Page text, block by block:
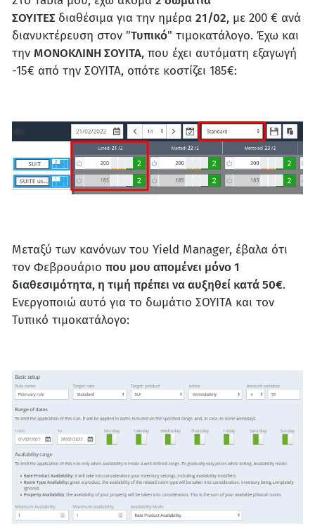
ΣΟΥΙΤΕΣ διαθέσιμα για την ημέρα 21/02, με 200 € ανά
διανυκτέρευση στον "Τυπικό" τιμοκατάλογο. Έχω και
την ΜΟΝΟΚΛΙΝΗ ΣΟΥΙΤΑ, που έχει αυτόματη εξαγωγή
-15€ από την ΣΟΥΙΤΑ, οπότε κοστίζει 185€:
Μεταξύ των κανόνων του Yield Manager, έβαλα ότι
τον Φεβρουάριο που μου απομένει μόνο 1
διαθεσιμότητα, η τιμή πρέπει να αυξηθεί κατά 50€.
Ενεργοποιώ αυτό για το δωμάτιο ΣΟΥΙΤΑ και τον
Τυπικό τιμοκατάλογο: